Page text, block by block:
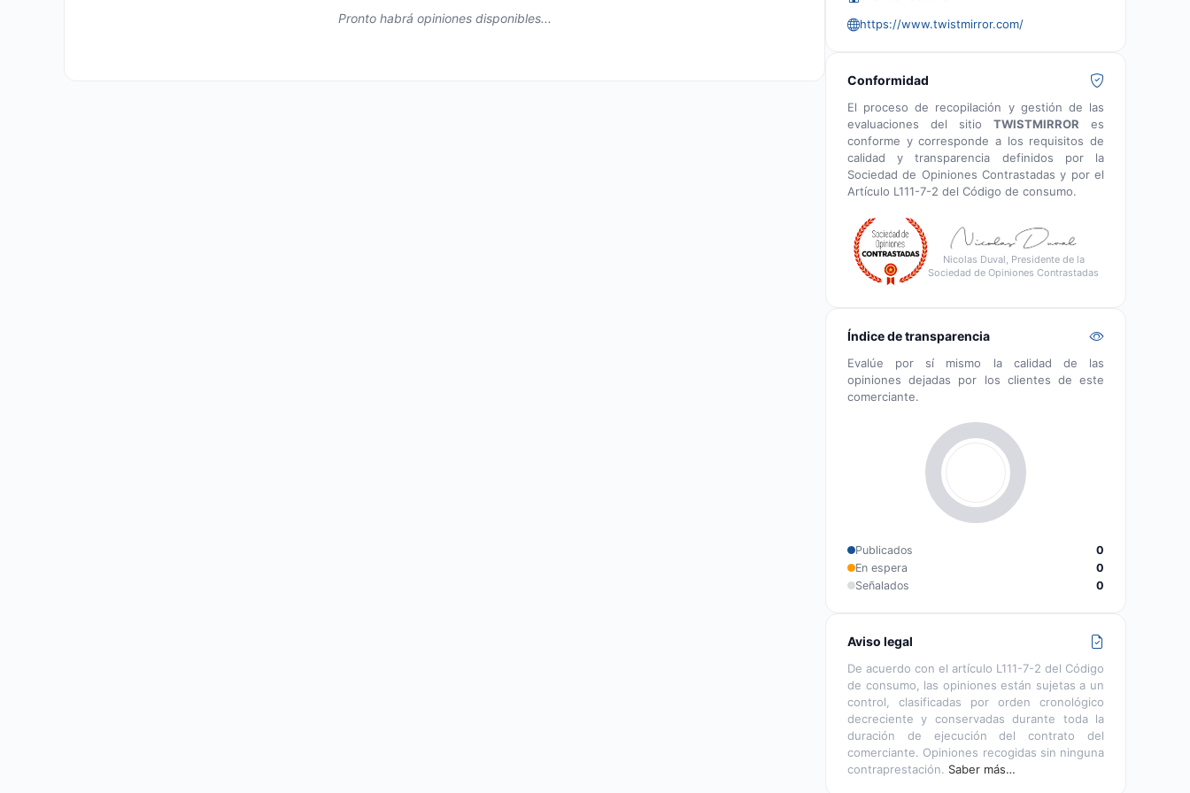
Pronto habrá opiniones disponibles...
https://www.twistmirror.com/
Conformidad
El proceso de recopilación y gestión de las
evaluaciones del sitio TWISTMIRROR es
conforme y corresponde a los requisitos de
calidad y transparencia definidos por la
Sociedad de Opiniones Contrastadas y por el
Artículo L111-7-2 del Código de consumo.
Nicolas Duval, Presidente de la
Sociedad de Opiniones Contrastadas
Índice de transparencia
Evalúe por sí mismo la calidad de las
opiniones dejadas por los clientes de este
comerciante.
Publicados
0
En espera
0
Señalados
0
Aviso legal
De acuerdo con el artículo L111-7-2 del Código
de consumo, las opiniones están sujetas a un
control, clasificadas por orden cronológico
decreciente y conservadas durante toda la
duración de ejecución del contrato del
comerciante. Opiniones recogidas sin ninguna
contraprestación. Saber más…